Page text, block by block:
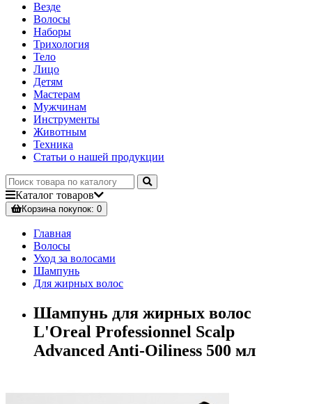
Везде
Волосы
Наборы
Трихология
Тело
Лицо
Детям
Мастерам
Мужчинам
Инструменты
Животным
Техника
Статьи о нашей продукции
Каталог товаров
Корзинапокупок: 0
Главная
Волосы
Уход за волосами
Шампунь
Для жирных волос
Шампунь для жирных волос
L'Oreal Professionnel Scalp
Advanced Anti-Oiliness 500 мл